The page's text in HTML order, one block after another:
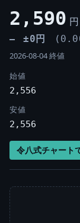
2,590 円
― ±0円
2026-08-04 終値
始値
2,556
安値
2,556
令八式チャート